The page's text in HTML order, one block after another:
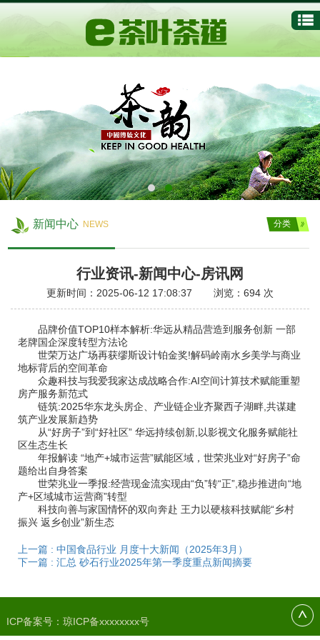
新闻中心 NEWS 分类
行业资讯-新闻中心-房讯网
更新时间：2025-06-12 17:08:37 浏览： 694 次
品牌价值TOP10样本解析:华远从精品营造到服务创新 一部
老牌国企深度转型方法论
世荣万达广场再获缪斯设计铂金奖!解码岭南水乡美学与商业
地标背后的空间革命
众趣科技与我爱我家达成战略合作:AI空间计算技术赋能重塑
房产服务新范式
链筑:2025华东龙头房企、产业链企业齐聚西子湖畔,共谋建
筑产业发展新趋势
从“好房子”到“好社区” 华远持续创新,以影视文化服务赋能社
区生态生长
年报解读 “地产+城市运营”赋能区域，世荣兆业对“好房子”命
题给出自身答案
世荣兆业一季报:经营现金流实现由“负”转“正”,稳步推进向“地
产+区域城市运营商”转型
科技向善与家国情怀的双向奔赴 王力以硬核科技赋能“乡村
振兴 返乡创业”新生态
上一篇 : 中国食品行业 月度十大新闻（2025年3月）
下一篇 : 汇总 砂石行业2025年第一季度重点新闻摘要
ICP备案号： 琼ICP备xxxxxxxx号